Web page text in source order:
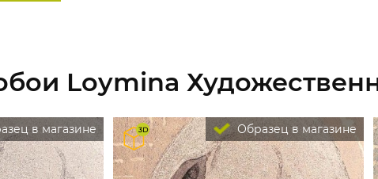
Loymina
в магазине Образец в магазине